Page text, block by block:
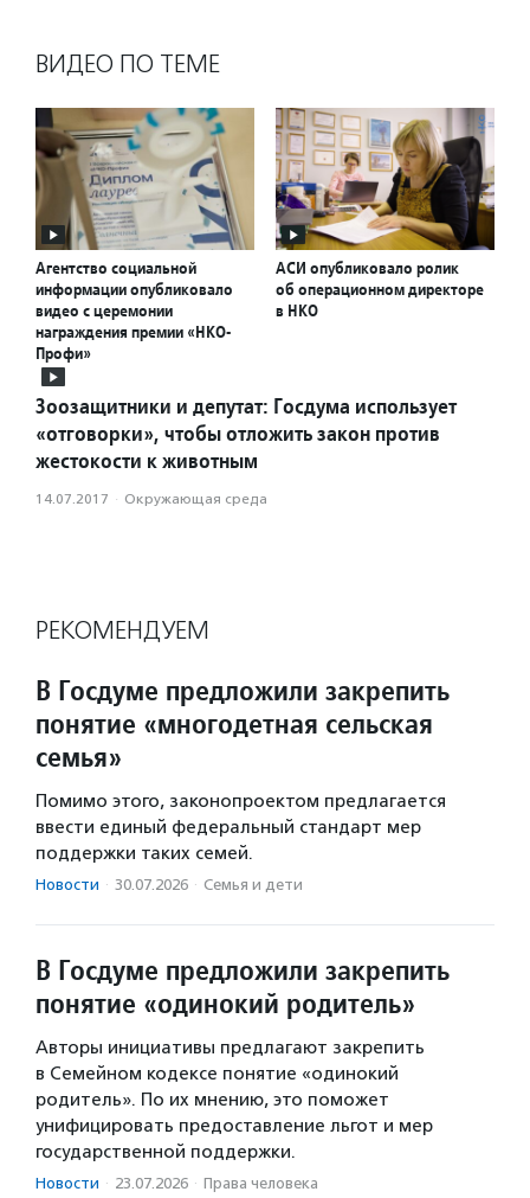
ВИДЕО ПО ТЕМЕ
Агентство социальной
информации опубликовало
видео с церемонии
награждения премии «НКО-
Профи»
АСИ опубликовало ролик
об операционном директоре
в НКО
Зоозащитники и депутат: Госдума использует
«отговорки», чтобы отложить закон против
жестокости к животным
14.07.2017 · Окружающая среда
РЕКОМЕНДУЕМ
В Госдуме предложили закрепить
понятие «многодетная сельская
семья»
Помимо этого, законопроектом предлагается
ввести единый федеральный стандарт мер
поддержки таких семей.
Новости · 30.07.2026 · Семья и дети
В Госдуме предложили закрепить
понятие «одинокий родитель»
Авторы инициативы предлагают закрепить
в Семейном кодексе понятие «одинокий
родитель». По их мнению, это поможет
унифицировать предоставление льгот и мер
государственной поддержки.
Новости · 23.07.2026 · Права человека